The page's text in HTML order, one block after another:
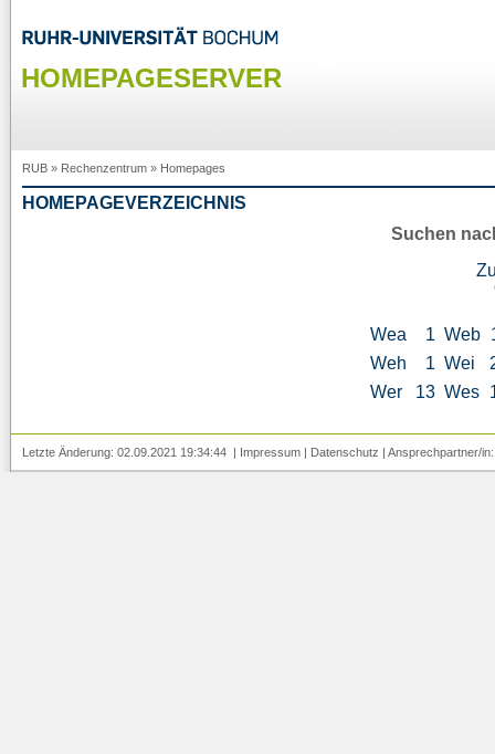
HOMEPAGESERVER
RUB » Rechenzentrum » Homepages
HOMEPAGEVERZEICHNIS
Suchen
Wea 1 Web
Weh
1 Wei
Wer
13 Wes
Letzte Änderung: 02.09.2021 19:34:44 | Impressum | Datenschutz | Ansprechpartner/